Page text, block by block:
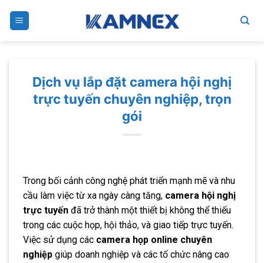
Dịch vụ lắp đặt camera hội nghị
trực tuyến chuyên nghiệp, trọn
gói
Trong bối cảnh công nghệ phát triển mạnh mẽ và nhu
cầu làm việc từ xa ngày càng tăng, camera hội nghị
trực tuyến đã trở thành một thiết bị không thể thiếu
trong các cuộc họp, hội thảo, và giao tiếp trực tuyến.
Việc sử dụng các camera họp online chuyên
nghiệp giúp doanh nghiệp và các tổ chức nâng cao